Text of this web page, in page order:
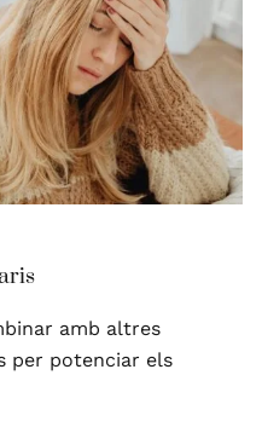
amb altres
per potenciar els